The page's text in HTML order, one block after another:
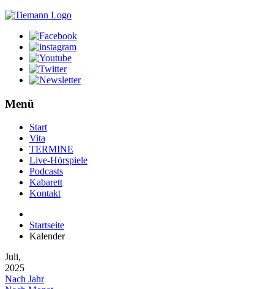
Menü
Start
Vita
TERMINE
Live-Hörspiele
Podcasts
Kabarett
Kontakt
Startseite
Kalender
Juli,
2025
Nach Jahr